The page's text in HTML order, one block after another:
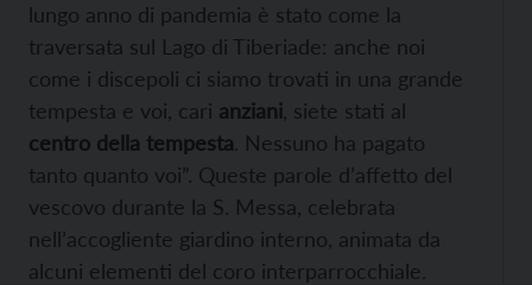
lungo anno di pandemia è stato come la
traversata sul Lago di Tiberiade: anche noi
come i discepoli ci siamo trovati in una grande
tempesta e voi, cari anziani, siete stati al
centro della tempesta. Nessuno ha pagato
tanto quanto voi”. Queste parole d’affetto del
vescovo durante la S. Messa, celebrata
nell’accogliente giardino interno, animata da
alcuni elementi del coro interparrocchiale.